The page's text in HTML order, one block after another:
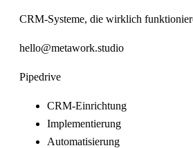
CRM-Systeme, die wirklich
hello@metawork.studio
Pipedrive
CRM-Einrichtung
Implementierung
Automatisierung